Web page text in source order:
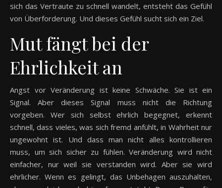
sich das Vertraute zu schnell wandelt, entsteht das Gefühl
von Überforderung. Und dieses Gefühl sucht sich ein Ziel.
Mut fängt bei der
Ehrlichkeit an
Angst vor Veränderung ist keine Schwäche. Sie ist ein
Signal. Aber dieses Signal muss nicht die Richtung
vorgeben. Wer sich selbst ehrlich begegnet, erkennt
schnell, dass vieles, was sich fremd anfühlt, in Wahrheit nur
ungewohnt ist. Und dass man nicht alles kontrollieren
muss, um sich sicher zu fühlen. Veränderung wird nicht
einfacher, nur weil sie verstanden wird. Aber sie wird
ehrlicher. Wenn es gelingt, das Unbehagen auszuhalten,